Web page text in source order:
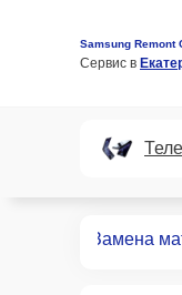
Samsung Remont
Сервис в
Замена